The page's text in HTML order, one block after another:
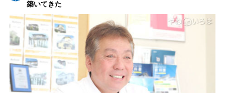
築いてきた